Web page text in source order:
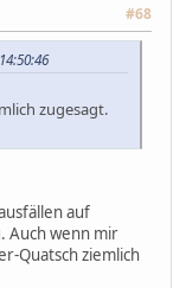
#68
zugesagt.
auf
Auch wenn mir
Quatsch ziemlich